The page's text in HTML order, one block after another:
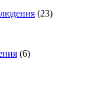
(23)
(6)